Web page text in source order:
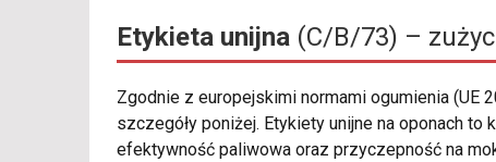
Etykieta unijna (C/B/73) –
Zgodnie z europejskimi normami ogumienia (UE
szczegóły poniżej. Etykiety unijne na oponach
efektywność paliwowa oraz przyczepność na